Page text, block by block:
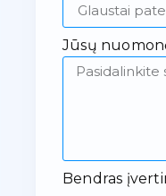
Jūsų
Bendras